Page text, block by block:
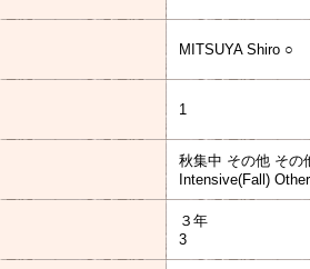
MITSUYA Shiro ○
1
秋集中 その他 その
Intensive(Fall)
３年
3